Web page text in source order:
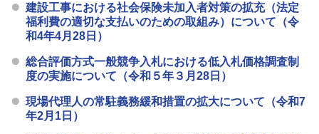
建設工事における社会保険未加入者対策の拡充（法定
福利費の適切な支払いのための取組み）について（令
和4年4月28日）
総合評価方式一般競争入札における低入札価格調査制
度の実施について（令和５年３月28日）
現場代理人の常駐義務緩和措置の拡大について（令和7
年2月1日）